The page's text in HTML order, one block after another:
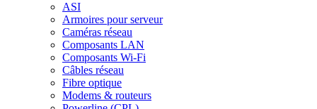
ASI
Armoires pour serveur
Caméras réseau
Composants LAN
Composants Wi-Fi
Câbles réseau
Fibre optique
Modems & routeurs